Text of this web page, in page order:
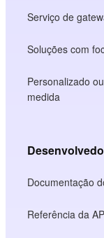
Serviço de
Soluções com
Personalizado
medida
Documentação
Referência da